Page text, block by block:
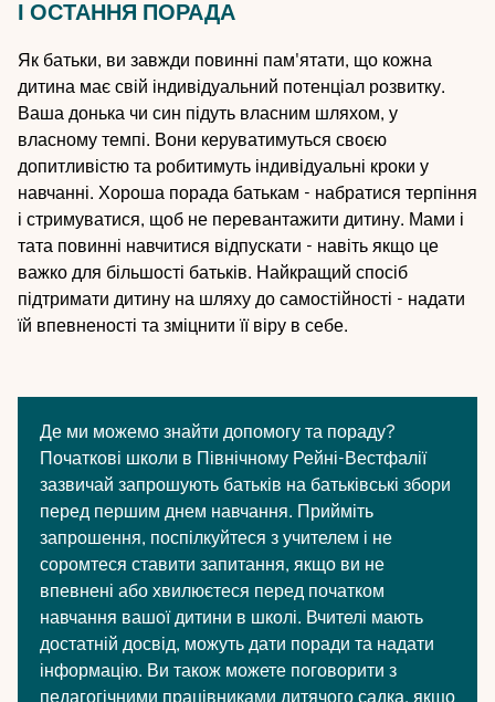
І ОСТАННЯ ПОРАДА
Як батьки, ви завжди повинні пам'ятати, що кожна
дитина має свій індивідуальний потенціал розвитку.
Ваша донька чи син підуть власним шляхом, у
власному темпі. Вони керуватимуться своєю
допитливістю та робитимуть індивідуальні кроки у
навчанні. Хороша порада батькам - набратися терпіння
і стримуватися, щоб не перевантажити дитину. Мами і
тата повинні навчитися відпускати - навіть якщо це
важко для більшості батьків. Найкращий спосіб
підтримати дитину на шляху до самостійності - надати
їй впевненості та зміцнити її віру в себе.
Де ми можемо знайти допомогу та пораду?
Початкові школи в Північному Рейні-Вестфалії
зазвичай запрошують батьків на батьківські збори
перед першим днем навчання. Прийміть
запрошення, поспілкуйтеся з учителем і не
соромтеся ставити запитання, якщо ви не
впевнені або хвилюєтеся перед початком
навчання вашої дитини в школі. Вчителі мають
достатній досвід, можуть дати поради та надати
інформацію. Ви також можете поговорити з
педагогічними працівниками дитячого садка, якщо